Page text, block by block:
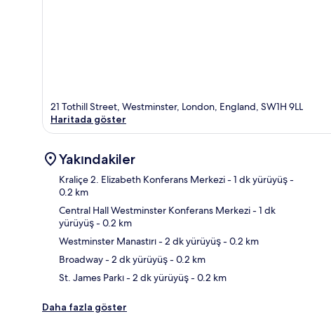
21 Tothill Street, Westminster, London, England, SW1H 9LL
Haritada göster
Yakındakiler
Kraliçe 2. Elizabeth Konferans Merkezi- 1 dk yürüyüş-
0.2 km
Central Hall Westminster Konferans Merkezi- 1 dk
yürüyüş- 0.2 km
Westminster Manastırı- 2 dk yürüyüş- 0.2 km
Broadway- 2 dk yürüyüş- 0.2 km
St. James Parkı- 2 dk yürüyüş- 0.2 km
Daha fazla göster